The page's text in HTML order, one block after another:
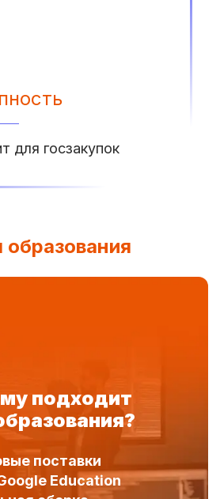
для госзакупок
подходит
поставки
Education